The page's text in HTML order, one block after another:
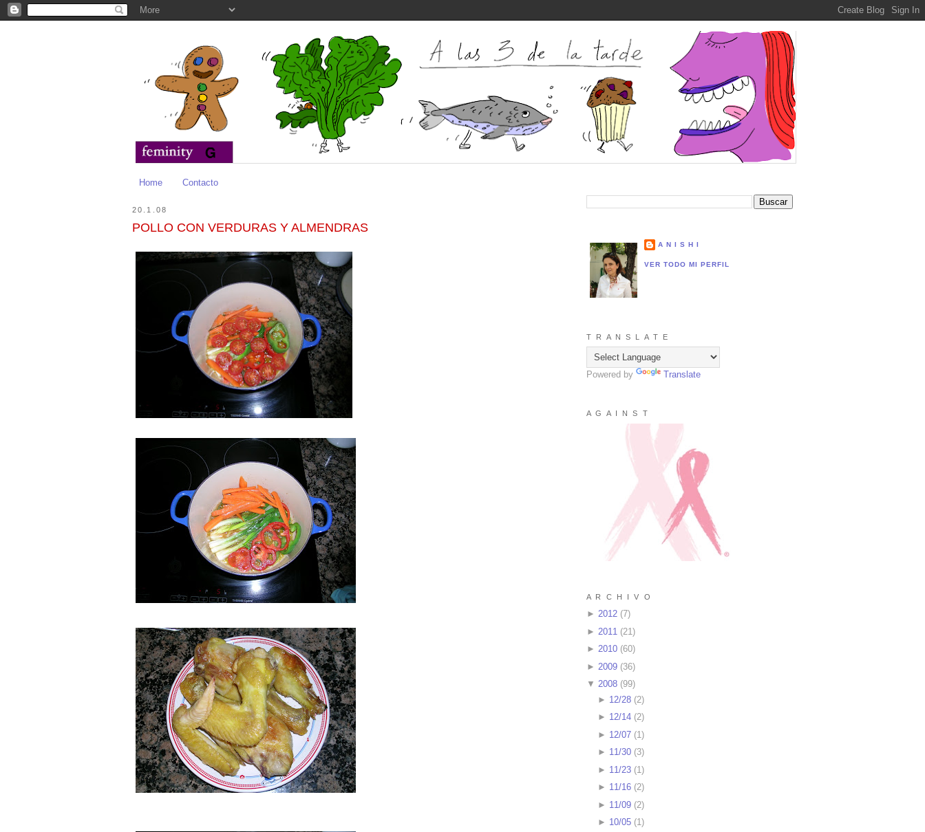
Home Contacto
20.1.08
POLLO CON VERDURAS Y ALMENDRAS
A N I S H I
VER TODO MI PERFIL
T R A N S L A T E
Powered by Translate
A G A I N S T
A R C H I V O
► 2012 (7)
► 2011 (21 )
► 2010 (60)
► 2009 (36)
▼ 2008 (99)
► 12/28(2)
► 12/14(2)
► 12/07(1)
► 11/30(3)
► 11/23(1)
► 11/16(2)
► 11/09(2)
► 10/05(1)